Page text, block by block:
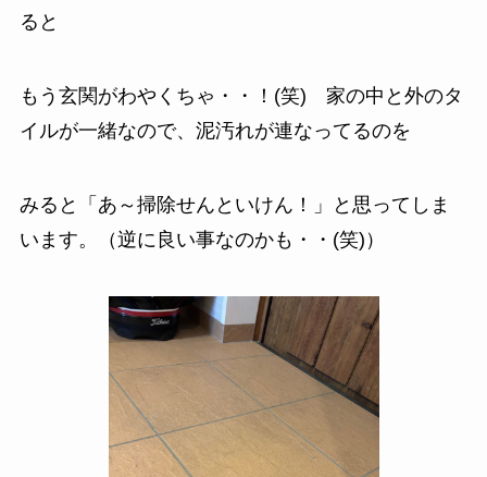
ると
もう玄関がわやくちゃ・・！(笑) 家の中と外のタ
イルが一緒なので、泥汚れが連なってるのを
みると「あ～掃除せんといけん！」と思ってしま
います。（逆に良い事なのかも・・(笑)）